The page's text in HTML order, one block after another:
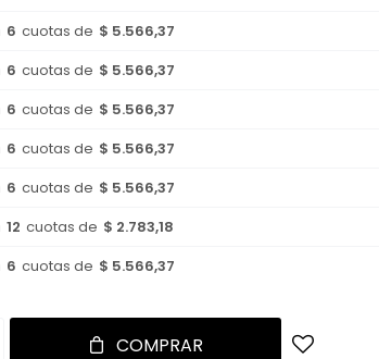
6 cuotas de $ 5.566,37
6 cuotas de $ 5.566,37
6 cuotas de $ 5.566,37
6 cuotas de $ 5.566,37
6 cuotas de $ 5.566,37
12 cuotas de $ 2.783,18
6 cuotas de $ 5.566,37
COMPRAR